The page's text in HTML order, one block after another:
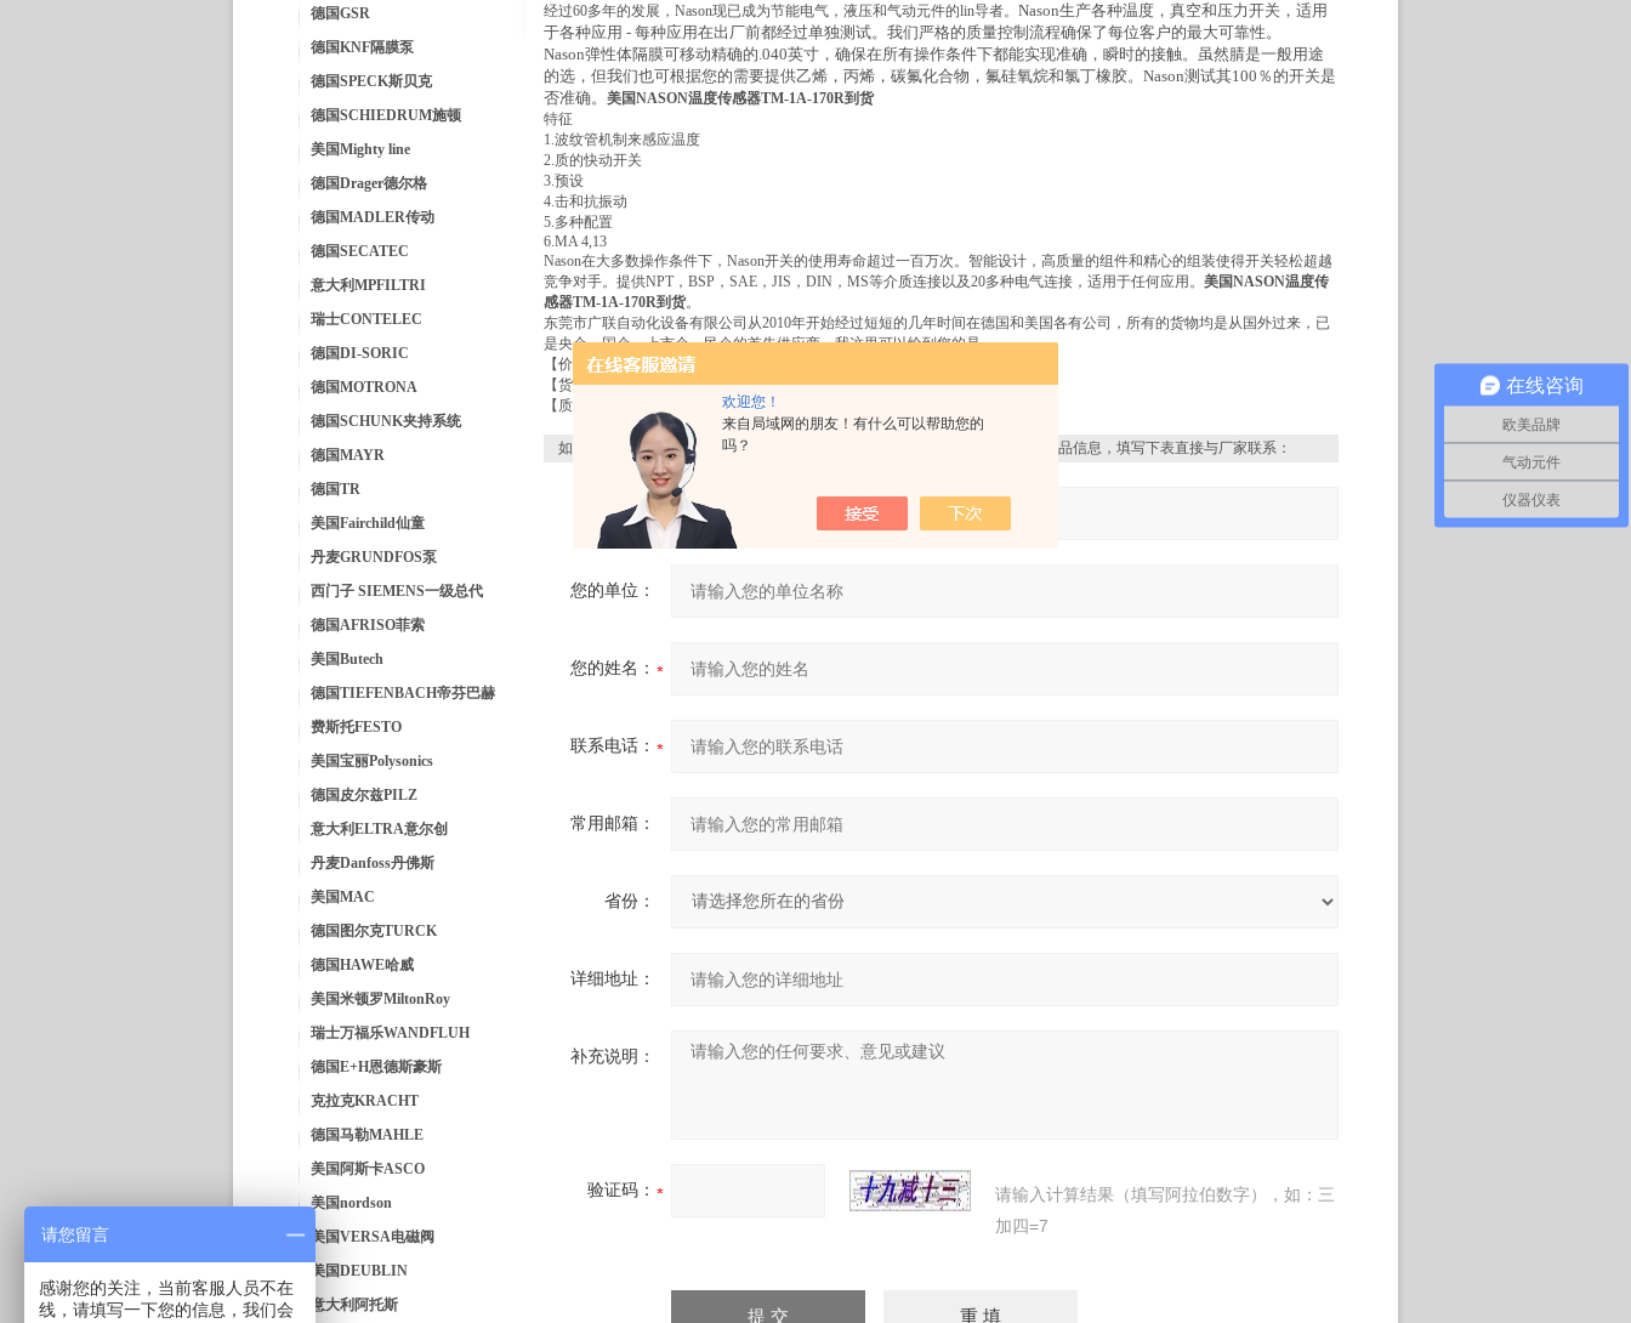
欢迎您！
来自局域网的朋友！有什么可以帮助您的
吗？
德国GSR
德国KNF隔膜泵
德国SPECK斯贝克
德国SCHIEDRUM施顿
美国Mighty line
德国Drager德尔格
德国MADLER传动
德国SECATEC
意大利MPFILTRI
瑞士CONTELEC
德国DI-SORIC
德国MOTRONA
德国SCHUNK夹持系统
德国MAYR
德国TR
美国Fairchild仙童
丹麦GRUNDFOS泵
西门子 SIEMENS一级总代
德国AFRISO菲索
美国Butech
德国TIEFENBACH帝芬巴赫
费斯托FESTO
美国宝丽Polysonics
德国皮尔兹PILZ
意大利ELTRA意尔创
丹麦Danfoss丹佛斯
美国MAC
德国图尔克TURCK
德国HAWE哈威
美国米顿罗MiltonRoy
瑞士万福乐WANDFLUH
德国E+H恩德斯豪斯
克拉克KRACHT
德国马勒MAHLE
美国阿斯卡ASCO
美国nordson
美国VERSA电磁阀
美国DEUBLIN
意大利阿托斯
经过60多年的发展，Nason现已成为节能电气，液压和气动元件的lin导者。 Nason生产各种温度，真空和压力开关，适用
于各种应用 - 每种应用在出厂前都经过单独测试。我们严格的质量控制流程确保了每位客户的最大可靠性。
Nason弹性体隔膜可移动精确的.040英寸，确保在所有操作条件下都能实现准确，瞬时的接触。虽然腈是一般用途
的选，但我们也可根据您的需要提供乙烯，丙烯，碳氟化合物，氟硅氧烷和氯丁橡胶。Nason测试其100％的开关是
否准确。 美国NASON温度传感器TM-1A-170R到货
特征
1.波纹管机制来感应温度
2.质的快动开关
3.预设
4.击和抗振动
5.多种配置
6.MA 4,13
Nason在大多数操作条件下，Nason开关的使用寿命超过一百万次。智能设计，高质量的组件和精心的组装使得开关轻松超越
竞争对手。提供NPT，BSP，SAE，JIS，DIN，MS等介质连接以及20多种电气连接，适用于任何应用。 美国NASON温度传
感器TM-1A-170R到货。
东莞市广联自动化设备有限公司从2010年开始经过短短的几年时间在德国和美国各有公司，所有的货物均是从国外过来，已
是央企，国企，上市企，民企的首先供应商，我这里可以给到您的是
【价格优】源头渠道，德美4家子公司独立报关！
【货期短】大量现货，库存*，期货下单即订货！
【质量好】*，进口产品，原厂标准，质保一年！
如果你对 美国NASON温度传感器TM-1A-170R到货 感兴趣，想了解更详细的产品信息，填写下表直接与厂家联系：
产品：
您的单位：
您的姓名：
联系电话：
常用邮箱：
省份：
详细地址：
补充说明：
验证码：
请输入计算结果（填写阿拉伯数字），如：三
加四=7
在线咨询
欧美品牌
气动元件
仪器仪表
请您留言
感谢您的关注，当前客服人员不在
线，请填写一下您的信息，我们会